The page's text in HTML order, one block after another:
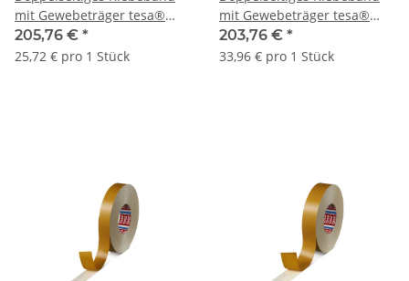
mit Gewebeträger tesa®
4964 | 19 mm x 50 lfm. | VE
= 8 Stk.
205,76 € *
25,72 € pro 1 Stück
mit Gewebeträger tesa®
4964 | 25 mm x 50 lfm. | VE
= 6 Stk.
203,76 € *
33,96 € pro 1 Stück